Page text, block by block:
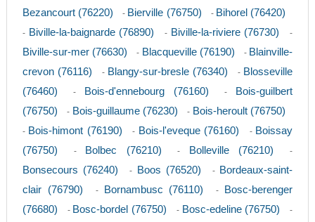
Bezancourt (76220) - Bierville (76750) - Bihorel (76420)
- Biville-la-baignarde (76890) - Biville-la-riviere (76730) -
Biville-sur-mer (76630) - Blacqueville (76190) - Blainville-
crevon (76116)
- Blangy-sur-bresle (76340) - Blosseville
(76460)
- Bois-d'ennebourg (76160) -
Bois-guilbert
(76750)
- Bois-guillaume (76230) - Bois-heroult (76750)
- Bois-himont (76190) - Bois-l'eveque (76160) - Boissay
(76750)
- Bolbec (76210) - Bolleville (76210) -
Bonsecours (76240) - Boos (76520) - Bordeaux-saint-
clair (76790)
- Bornambusc (76110) -
Bosc-berenger
(76680)
- Bosc-bordel (76750) - Bosc-edeline (76750) -